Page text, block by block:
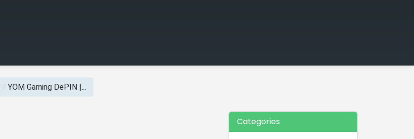
/ YOM Gaming DePIN |...
Categories